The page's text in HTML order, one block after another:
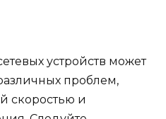
устройств может
проблем,
скоростью и